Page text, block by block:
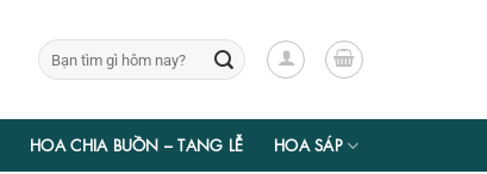
Tìm
kiếm:
HOA CHIA BUỒN – TANG LỄ HOA SÁP